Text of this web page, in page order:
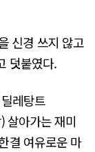
신경 쓰지 않고
덧붙였다.
레탕트
살아가는 재미
결 여유로운 마